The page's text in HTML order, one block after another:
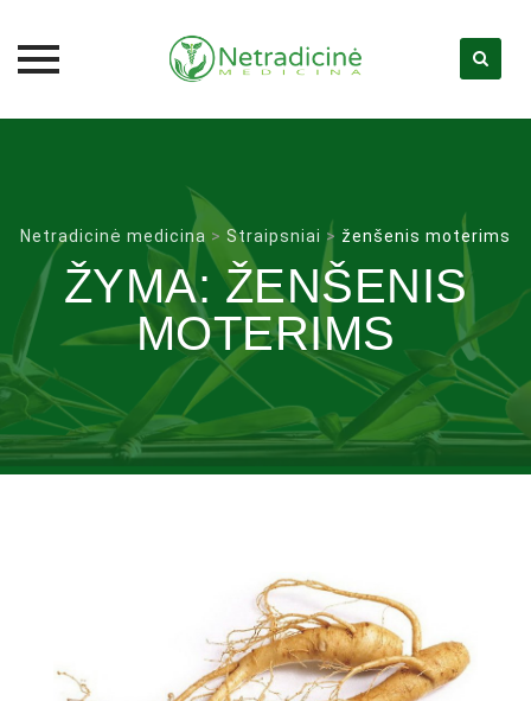
Netradicinė medicina > Straipsniai > ženšenis moterims
ŽYMA:ŽENŠENIS
MOTERIMS